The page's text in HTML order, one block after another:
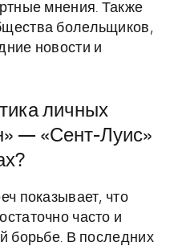
мнения. Также
болельщиков,
новости и
личных
— «Сент-Луис»
показывает, что
часто и
борьбе. В последних